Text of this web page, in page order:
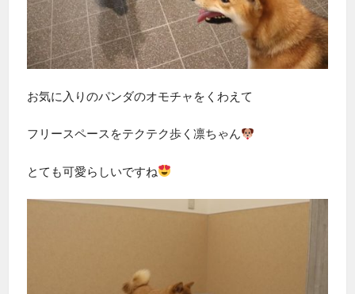
お気に入りのパンダのオモチャをくわえて
フリースペースをテクテク歩く凛ちゃん
とても可愛らしいですね